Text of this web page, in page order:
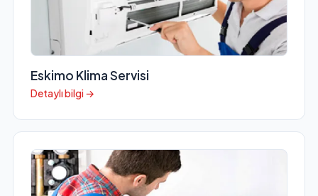
Eskimo Klima Servisi
Detaylı bilgi →